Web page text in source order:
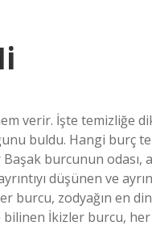
verir. İşte temizliğe
buldu. Hangi burç
burcunun odası,
düşünen ve
burcu, zodyağın en
İkizler burcu, her